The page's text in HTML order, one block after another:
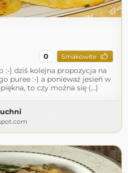
0 Smakowite
:-) dziś kolejna propozycja na
puree :-) a ponieważ jesień w
to czy można się (...)